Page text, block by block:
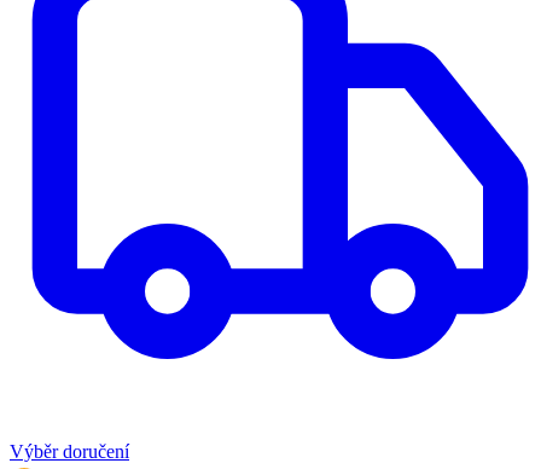
Výběr doručení